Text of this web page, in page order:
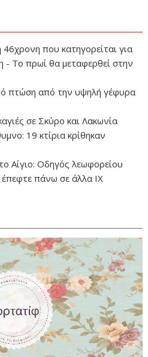
που κατηγορείται για
- Το πρωί θα μεταφερθεί στην
πτώση από την υψηλή γέφυρα
σε Σκύρο και Λακωνία
19 κτίρια κρίθηκαν
Αίγιο: Οδηγός λεωφορείου
πάνω σε άλλα ΙΧ